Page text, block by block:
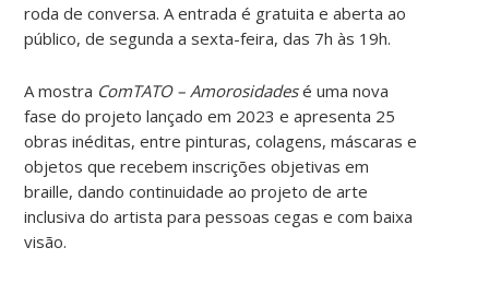
roda de conversa. A entrada é gratuita e aberta ao
público, de segunda a sexta-feira, das 7h às 19h.
A mostra ComTATO – Amorosidadesé uma nova
fase do projeto lançado em 2023 e apresenta 25
obras inéditas, entre pinturas, colagens, máscaras e
objetos que recebem inscrições objetivas em
braille, dando continuidade ao projeto de arte
inclusiva do artista para pessoas cegas e com baixa
visão.